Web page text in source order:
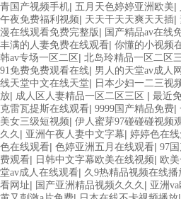
青国产视频手机| 五月天色婷婷亚洲欧美|
午夜免费福利视频| 天天干天天爽天天插|
漫在线观看免费完整版 | 国产精品av在线
丰满的人妻免费在线观看| 你懂的小视频
韩av专场一区二区 | 北岛玲精品一区二区
91免费免费观看在线| 男人的天堂av成人网
线天堂中文在线天堂| 日本少妇一二三视
放| 成人区人妻精品一区二区三区 | 最近
克雷瓦提斯在线观看| 9999国产精品免费|
美女三级短视频| 伊人蜜芽97碰碰碰视频
久久 | 亚洲午夜人妻中文字幕| 婷婷色在
色在线观看| 色婷亚洲五月在线观看| 97
费观看| 日韩中文字幕欧美在线视频| 欧
堂av成人在线观看| 久9热精品视频在线播
看网址| 国产亚洲精品视频久久久 | 亚洲